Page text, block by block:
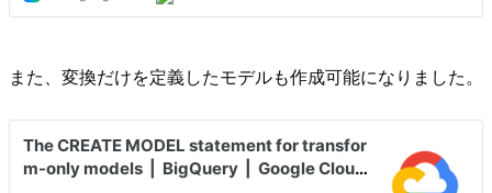
また、変換だけを定義したモデルも作成可能になりました。